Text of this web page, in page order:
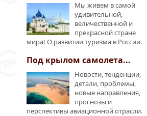
Мы живем в самой
удивительной,
величественной и
прекрасной стране
мира! О развитии туризма в России.
Под крылом самолета...
Новости, тенденции,
детали, проблемы,
новые направления,
прогнозы и
перспективы авиационной отрасли.